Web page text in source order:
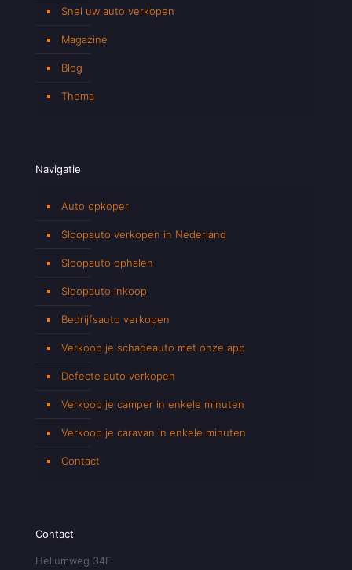
Snel uw auto verkopen
Magazine
Blog
Thema
Navigatie
Auto opkoper
Sloopauto verkopen in Nederland
Sloopauto ophalen
Sloopauto inkoop
Bedrijfsauto verkopen
Verkoop je schadeauto met onze app
Defecte auto verkopen
Verkoop je camper in enkele minuten
Verkoop je caravan in enkele minuten
Contact
Contact
Heliumweg 34F